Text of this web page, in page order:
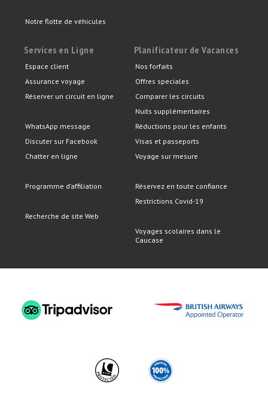
Notre flotte de véhicules
Services en Ligne
Espace client
Assurance voyage
Réserver un circuit en ligne
WhatsApp message
Discuter sur Facebook
Chatter en ligne
Programme d’affiliation
Recherche de site Web
Planificateur de Vacances
Nos forfaits
Offres speciales
Comparer les circuits
Nuits supplémentaires
Réductions pour les enfants
Visas et passeports
Voyage sur mesure
Réservez en toute confiance
Restrictions Covid-19
Voyages scolaires dans le
Caucase